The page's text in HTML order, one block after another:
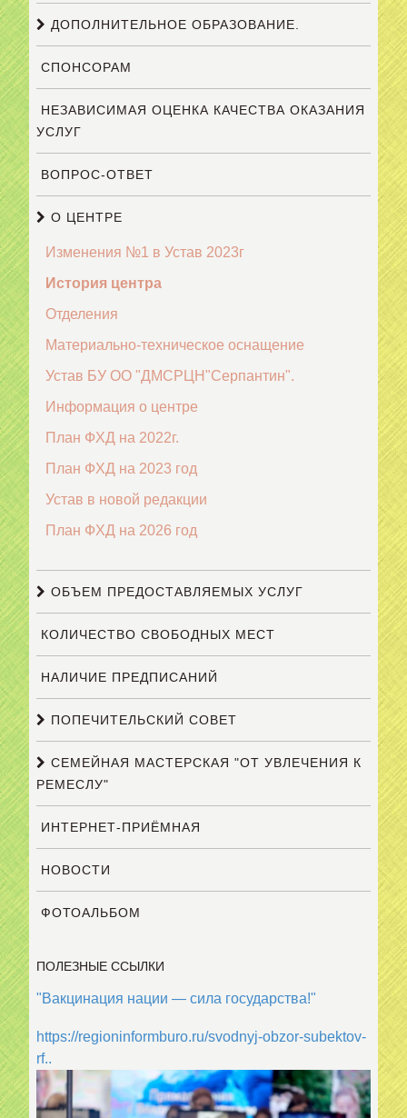
ДОПОЛНИТЕЛЬНОЕ ОБРАЗОВАНИЕ.
СПОНСОРАМ
НЕЗАВИСИМАЯ ОЦЕНКА КАЧЕСТВА ОКАЗАНИЯ
УСЛУГ
ВОПРОС-ОТВЕТ
О ЦЕНТРЕ
Изменения №1 в Устав 2023г
История центра
Отделения
Материально-техническое оснащение
Устав БУ ОО "ДМСРЦН"Серпантин".
Информация о центре
План ФХД на 2022г.
План ФХД на 2023 год
Устав в новой редакции
План ФХД на 2026 год
ОБЪЕМ ПРЕДОСТАВЛЯЕМЫХ УСЛУГ
КОЛИЧЕСТВО СВОБОДНЫХ МЕСТ
НАЛИЧИЕ ПРЕДПИСАНИЙ
ПОПЕЧИТЕЛЬСКИЙ СОВЕТ
СЕМЕЙНАЯ МАСТЕРСКАЯ "ОТ УВЛЕЧЕНИЯ К
РЕМЕСЛУ"
ИНТЕРНЕТ-ПРИЁМНАЯ
НОВОСТИ
ФОТОАЛЬБОМ
ПОЛЕЗНЫЕ ССЫЛКИ
"Вакцинация нации — сила государства!"
https://regioninformburo.ru/svodnyj-obzor-subektov-
rf..